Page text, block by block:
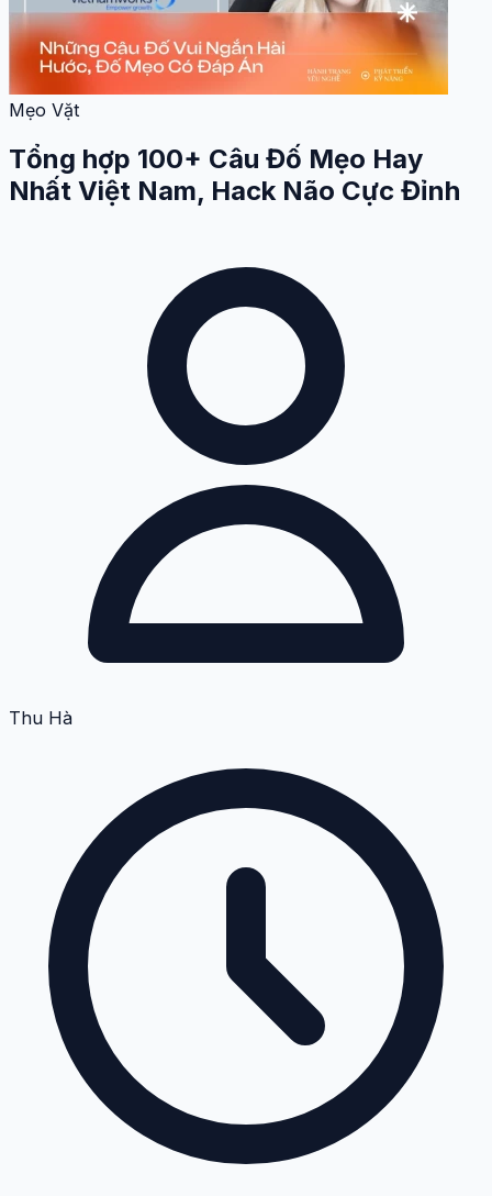
Mẹo Vặt
Tổng hợp 100+ Câu Đố Mẹo Hay
Nhất Việt Nam, Hack Não Cực Đỉnh
Thu Hà